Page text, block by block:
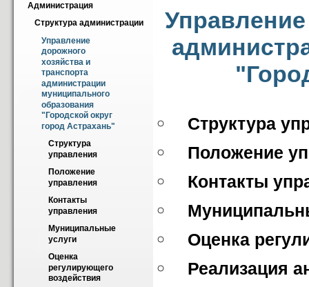
Администрация
Структура администрации
Управление
дорожного
хозяйства и
транспорта
администрации
муниципального
образования
"Городской округ
город Астрахань"
Структура
управления
Положение
управления
Контакты
управления
Муниципальные
услуги
Оценка
регулирующего
воздействия
Структура
Положение
Контакты
Оценка
Реализация